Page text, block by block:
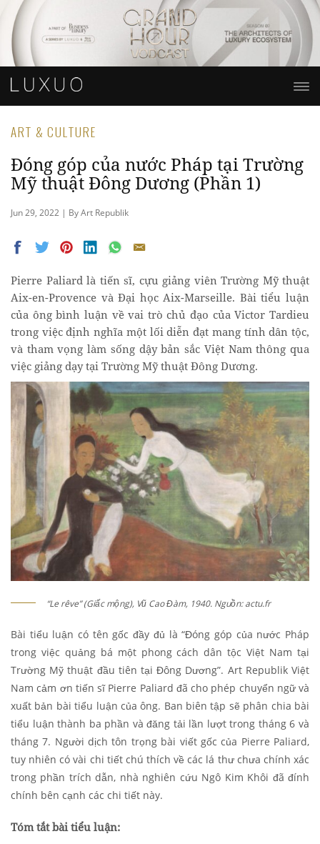
ART & CULTURE
Đóng góp của nước Pháp tại Trường
Mỹ thuật Đông Dương (Phần 1)
Jun 29, 2022 | By Art Republik
Pierre Paliard là tiến sĩ, cựu giảng viên Trường Mỹ thuật
Aix-en-Provence và Đại học Aix-Marseille. Bài tiểu luận
của ông bình luận về vai trò chủ đạo của Victor Tardieu
trong việc định nghĩa một lối diễn đạt mang tính dân tộc,
và tham vọng làm sống dậy bản sắc Việt Nam thông qua
việc giảng dạy tại Trường Mỹ thuật Đông Dương.
“Le rêve” (Giấc mộng), Vũ Cao Đàm, 1940. Nguồn: actu.fr
Bài tiểu luận có tên gốc đầy đủ là “Đóng góp của nước Pháp
trong việc quảng bá một phong cách dân tộc Việt Nam tại
Trường Mỹ thuật đầu tiên tại Đông Dương”. Art Republik Việt
Nam cảm ơn tiến sĩ Pierre Paliard đã cho phép chuyển ngữ và
xuất bản bài tiểu luận của ông. Ban biên tập sẽ phân chia bài
tiểu luận thành ba phần và đăng tải lần lượt trong tháng 6 và
tháng 7. Người dịch tôn trọng bài viết gốc của Pierre Paliard,
tuy nhiên có vài chi tiết chú thích về các lá thư chưa chính xác
trong phần trích dẫn, nhà nghiên cứu Ngô Kim Khôi đã đính
chính bên cạnh các chi tiết này.
Tóm tắt bài tiểu luận: